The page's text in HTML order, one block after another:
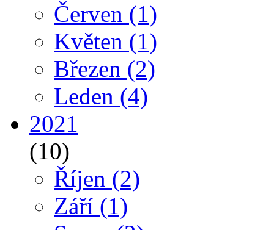
Červen (1)
Květen (1)
Březen (2)
Leden (4)
2021
(10)
Říjen (2)
Září (1)